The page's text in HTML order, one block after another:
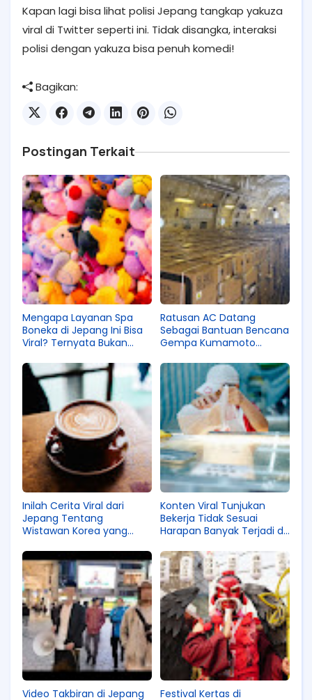
Kapan lagi bisa lihat polisi Jepang tangkap yakuza
viral di Twitter seperti ini. Tidak disangka, interaksi
polisi dengan yakuza bisa penuh komedi!
Bagikan:
Postingan Terkait
Mengapa Layanan Spa
Boneka di Jepang Ini Bisa
Viral? Ternyata Bukan
Ratusan AC Datang
Sebagai Bantuan Bencana
Gempa Kumamoto
Inilah Cerita Viral dari
Jepang Tentang
Wistawan Korea yang
Dapat Views Sampai 20
Juta!
Konten Viral Tunjukan
Bekerja Tidak Sesuai
Harapan Banyak Terjadi di
Jepang Aja!
Video Takbiran di Jepang
Festival Kertas di